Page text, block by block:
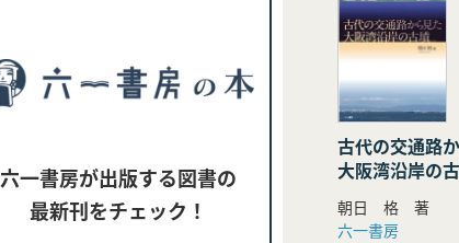
六一書房が出版する図書の
最新刊をチェック！
古代の交通路
大阪湾沿岸の
朝日 格 著
六一書房